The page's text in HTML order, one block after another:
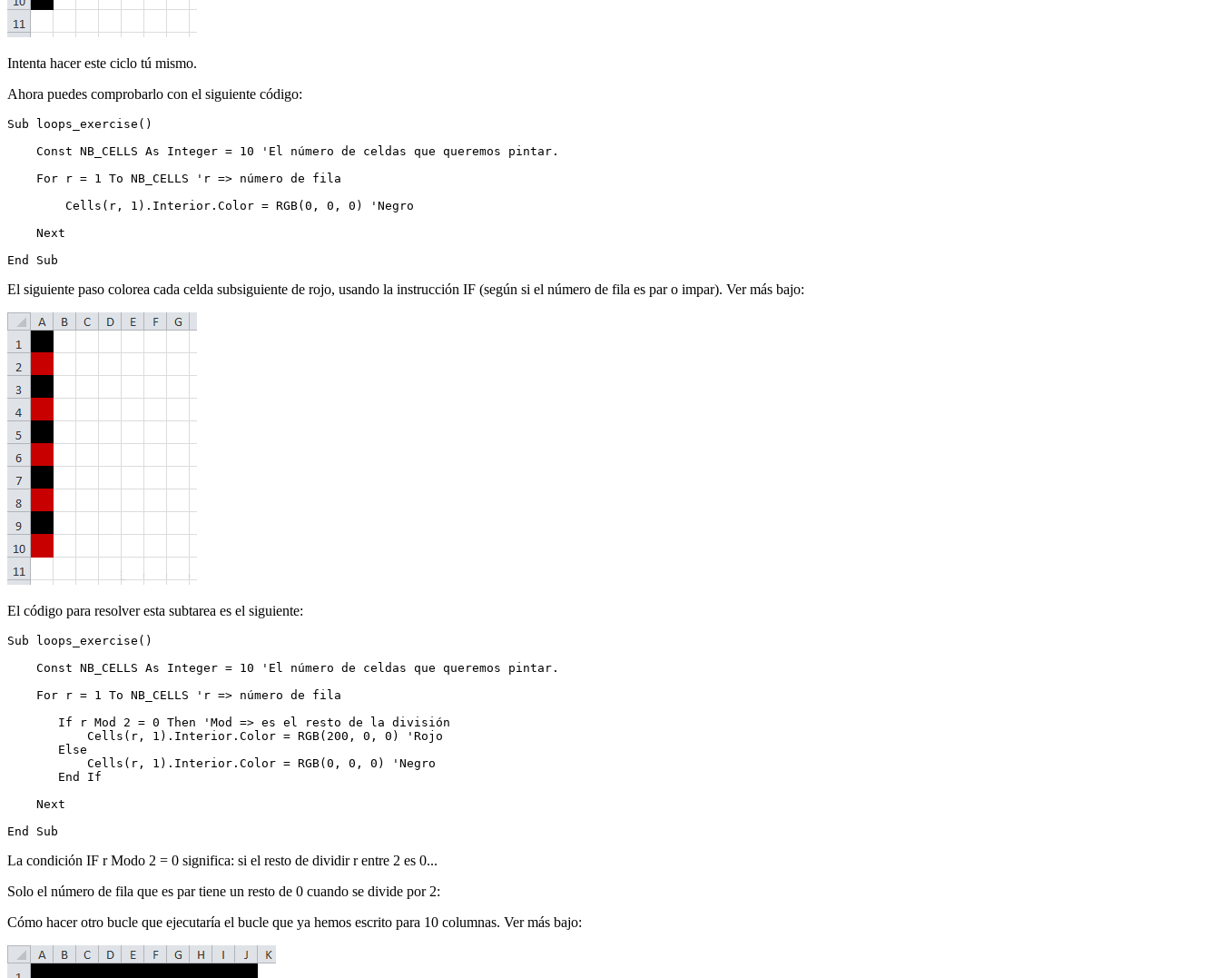
Intenta hacer este ciclo tú mismo.
Ahora puedes comprobarlo con el siguiente código:
Sub loops_exercise()
    Const NB_CELLS As Integer = 10 'El número de celdas que queremos pintar.
    For r = 1 To NB_CELLS 'r => número de fila
        Cells(r, 1).Interior.Color = RGB(0, 0, 0) 'Negro
    Next
El siguiente paso colorea cada celda subsiguiente de rojo, usando la instrucción IF (según si el número de fila es par o impar). Ver más bajo:
El código para resolver esta subtarea es el siguiente:
Sub loops_exercise()
    Const NB_CELLS As Integer = 10 'El número de celdas que queremos pintar.
    For r = 1 To NB_CELLS 'r => número de fila
       If r Mod 2 = 0 Then 'Mod => es el resto de la división
           Cells(r, 1).Interior.Color = RGB(200, 0, 0) 'Rojo
       Else
           Cells(r, 1).Interior.Color = RGB(0, 0, 0) 'Negro
       End If
    Next
La condición IF r Modo 2 = 0 significa: si el resto de dividir r entre 2 es 0...
Solo el número de fila que es par tiene un resto de 0 cuando se divide por 2:
Cómo hacer otro bucle que ejecutaría el bucle que ya hemos escrito para 10 columnas. Ver más bajo: